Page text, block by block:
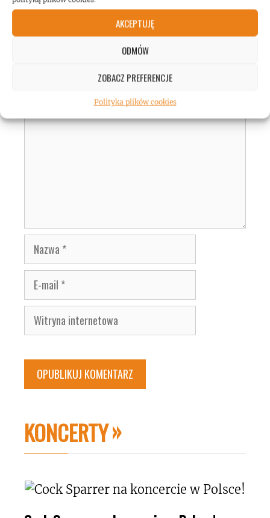
AKCEPTUJĘ
ODMÓW
ZOBACZ PREFERENCJE
Polityka plików cookies
DODAJ KOMENTARZ
Nazwa
E-
mail
Witryna
internetowa
KONCERTY